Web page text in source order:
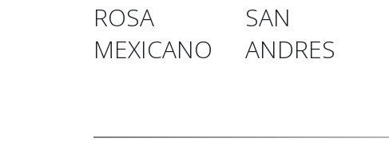
ROSA
MEXICANO
SAN
ANDRES